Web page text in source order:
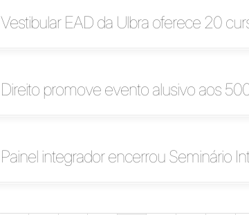
Vestibular EAD da Ulbra oferece 20
Direito promove evento alusivo aos
Painel integrador encerrou Seminário